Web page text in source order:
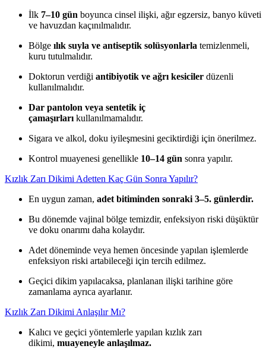
İlk 7–10 gün boyunca cinsel ilişki, ağır egzersiz, banyo küveti
ve havuzdan kaçınılmalıdır.
Bölge ılık suyla ve antiseptik solüsyonlarla temizlenmeli,
kuru tutulmalıdır.
Doktorun verdiği antibiyotik ve ağrı kesiciler düzenli
kullanılmalıdır.
Dar pantolon veya sentetik iç
çamaşırları kullanılmamalıdır.
Sigara ve alkol, doku iyileşmesini geciktirdiği için önerilmez.
Kontrol muayenesi genellikle 10–14 gün sonra yapılır.
Kızlık Zarı Dikimi Adetten Kaç Gün Sonra Yapılır?
En uygun zaman, adet bitiminden sonraki 3–5. günlerdir.
Bu dönemde vajinal bölge temizdir, enfeksiyon riski düşüktür
ve doku onarımı daha kolaydır.
Adet döneminde veya hemen öncesinde yapılan işlemlerde
enfeksiyon riski artabileceği için tercih edilmez.
Geçici dikim yapılacaksa, planlanan ilişki tarihine göre
zamanlama ayrıca ayarlanır.
Kızlık Zarı Dikimi Anlaşılır Mı?
Kalıcı ve geçici yöntemlerle yapılan kızlık zarı
dikimi, muayeneyle anlaşılmaz.